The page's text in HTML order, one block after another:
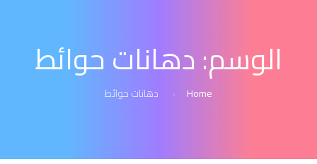
الوسم:دهانات حوائط
Home دهانات حوائط